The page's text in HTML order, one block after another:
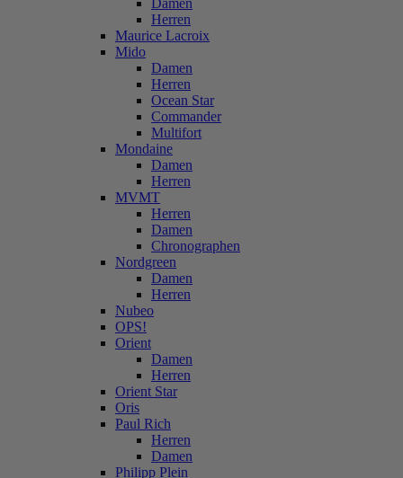
Damen
Herren
Maurice Lacroix
Mido
Damen
Herren
Ocean Star
Commander
Multifort
Mondaine
Damen
Herren
MVMT
Herren
Damen
Chronographen
Nordgreen
Damen
Herren
Nubeo
OPS!
Orient
Damen
Herren
Orient Star
Oris
Paul Rich
Herren
Damen
Philipp Plein